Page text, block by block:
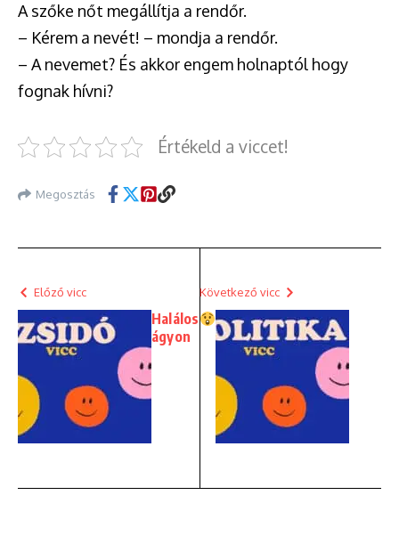
A szőke nőt megállítja a rendőr.
– Kérem a nevét! – mondja a rendőr.
– A nevemet? És akkor engem holnaptól hogy
fognak hívni?
Értékeld a viccet!
Megosztás
Előző vicc
Halálos
ágyon
Következő vicc